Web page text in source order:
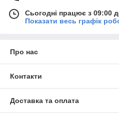
Сьогодні працює з 09:00
Показати весь графік
Про нас
Контакти
Доставка та оплата